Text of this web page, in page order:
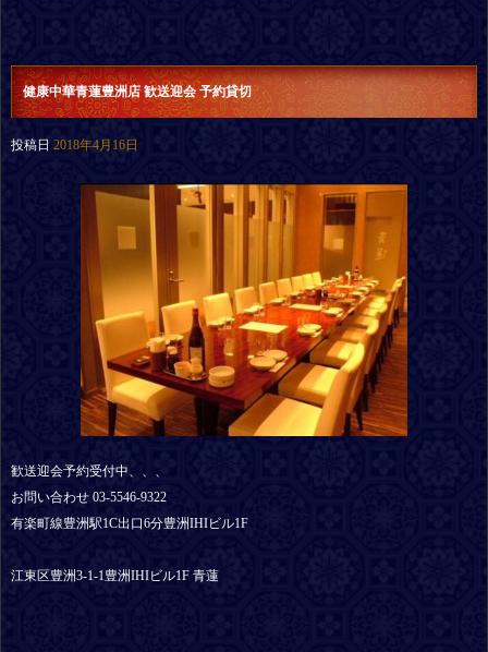
健康中華青蓮豊洲店 歓送迎会 予約貸切
投稿日 2018年4月16日
歓送迎会予約受付中、、、
お問い合わせ 03-5546-9322
有楽町線豊洲駅1C出口6分豊洲IHIビル1F
江東区豊洲3-1-1豊洲IHIビル1F 青蓮